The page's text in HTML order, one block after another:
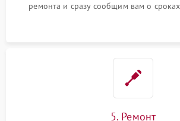
ремонта и сразу сообщим вам о
5. Ремонт